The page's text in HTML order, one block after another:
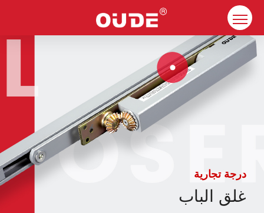
درجة تجارية
غلق الباب
الموارد
اتصال
الحلول